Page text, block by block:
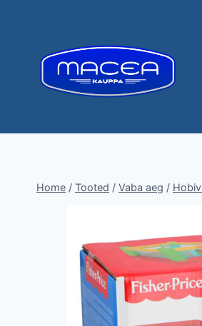
Home / Tooted / Vaba aeg /